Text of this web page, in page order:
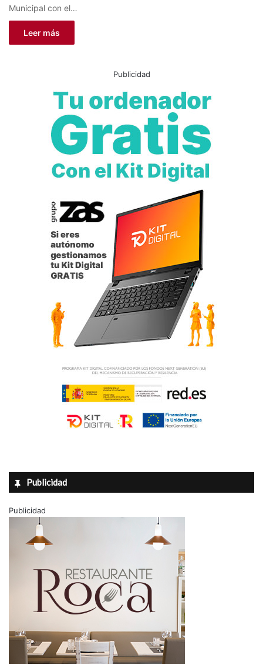
Municipal con el…
Leer más
Publicidad
Publicidad
Publicidad